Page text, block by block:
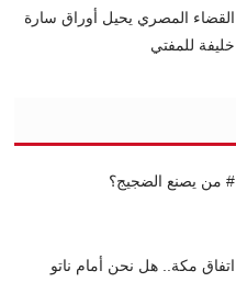
القضاء المصري يحيل أوراق سارة
خليفة للمفتي
# من يصنع الضجيج؟
اتفاق مكة.. هل نحن أمام ناتو